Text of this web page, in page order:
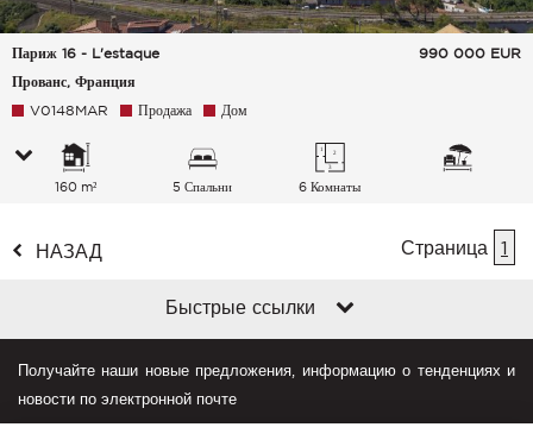
Париж 16 - L'estaque
Прованс, Франция
990 000 EUR
V0148MAR Продажа Дом
160 m² 5 Спальни 6 Комнаты
НАЗАД Страница 1
Быстрые ссылки
Получайте наши новые предложения, информацию о тенденциях и
новости по электронной почте